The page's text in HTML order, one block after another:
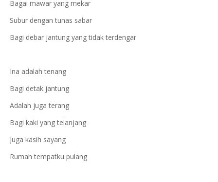
Bagai mawar yang mekar
Subur dengan tunas sabar
Bagi debar jantung yang tidak terdengar
Ina adalah tenang
Bagi detak jantung
Adalah juga terang
Bagi kaki yang telanjang
Juga kasih sayang
Rumah tempatku pulang